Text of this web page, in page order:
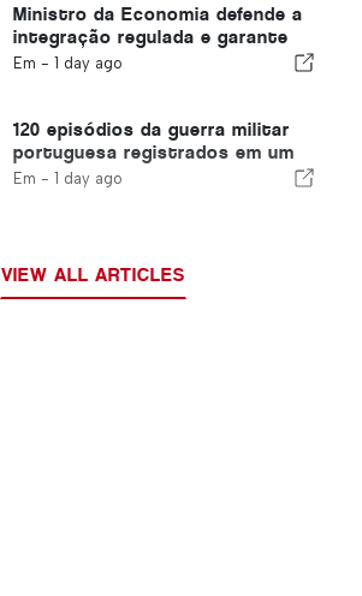
Ministro da Economia defende a
integração regulada e garante
um canal acelerado para
Em - 1 day ago
120 episódios da guerra militar
portuguesa registrados em um
único dia
Em - 1 day ago
VIEW ALL ARTICLES